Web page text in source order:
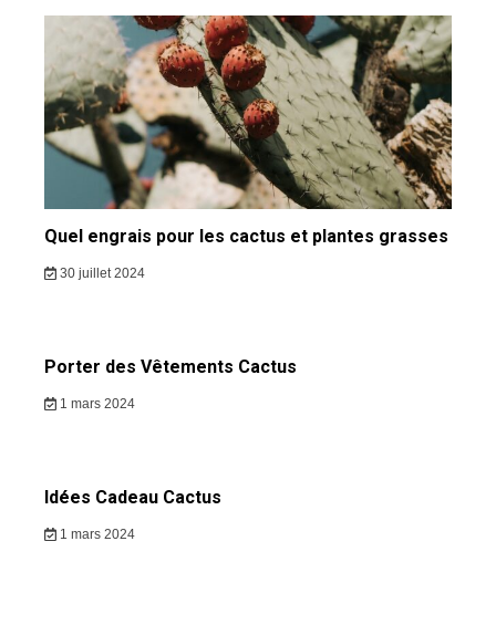
Quel engrais pour les cactus et plantes grasses
30 juillet 2024
Porter des Vêtements Cactus
1 mars 2024
Idées Cadeau Cactus
1 mars 2024